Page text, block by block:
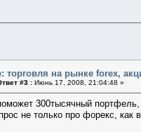
торговля на рынке foreх,
#3 : Июнь 17, 2008, 21:04:48 »
300тысячный портфель,
не только про форекс, как